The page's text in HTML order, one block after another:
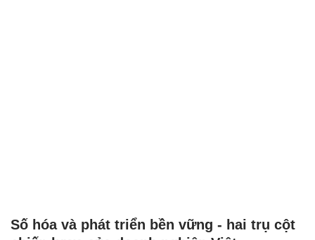
Số hóa và phát triển bền vững - hai trụ cột